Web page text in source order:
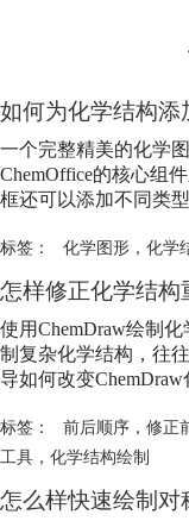
如何为化学结构添
一个完整精美的化学
ChemOffice的核心组
框还可以添加不同类型
标签： 化学图形， 化学
怎样修正化学结构
使用ChemDraw绘制
制复杂化学结构，往
导如何改变
标签： 前后顺序， 修正
工具 ， 化学结构绘制
怎么样快速绘制对